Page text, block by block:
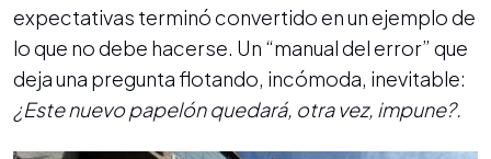
expectativas terminó convertido en un ejemplo de
lo que no debe hacerse. Un “manual del error” que
deja una pregunta flotando, incómoda, inevitable:
¿Este nuevo papelón quedará, otra vez, impune?.